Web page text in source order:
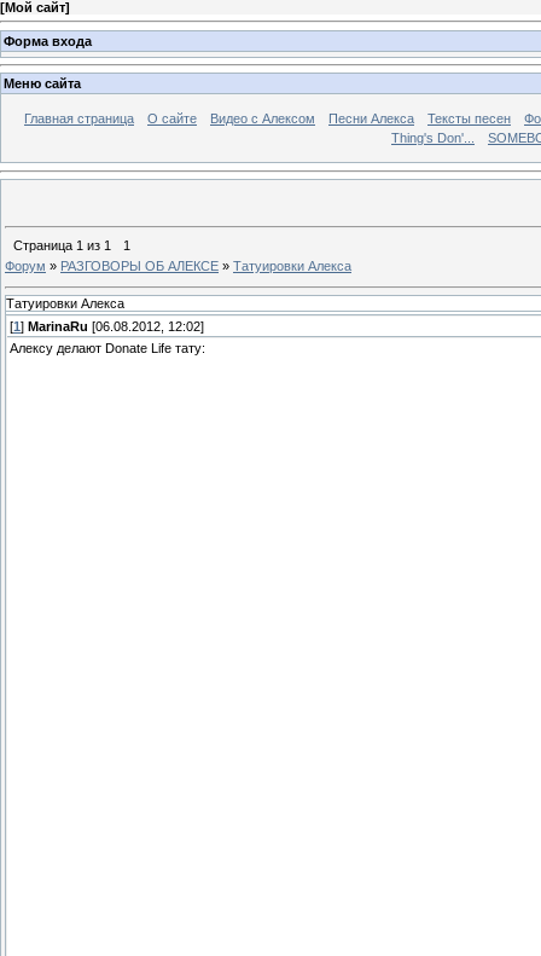
[Мой сайт]
Форма входа
Меню сайта
Главная страница О сайте Видео с Алексом Песни Алекса Тексты песен
Thing's Don'...
Страница 1 из 1
1
Форум » РАЗГОВОРЫ ОБ АЛЕКСЕ » Татуировки Алекса
Татуировки Алекса
[1 ] MarinaRu [06.08.2012, 12:02]
Алексу делают Donate Life тату: